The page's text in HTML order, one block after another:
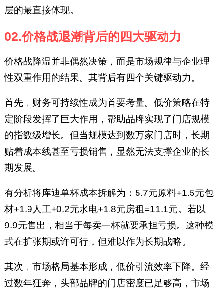
层的最直接体现。
02.价格战退潮背后的四大驱动力
价格战降温并非偶然决策，而是市场规律与企业理
性双重作用的结果。其背后有四个关键驱动力。
首先，财务可持续性成为首要考量。低价策略在特
定阶段发挥了巨大作用，帮助品牌实现了门店规模
的指数级增长。但当规模达到数万家门店时，长期
贴着成本线甚至亏损销售，显然无法支撑企业的长
期发展。
有分析将库迪单杯成本拆解为：5.7元原料+1.5元包
材+1.9人工+0.2元水电+1.8元房租=11.1元。若以
9.9元售出，相当于每卖一杯就要承担亏损。这种模
式在扩张期或许可行，但难以作为长期战略。
其次，市场格局基本形成，低价引流效率下降。经
过数年狂奔，头部品牌的门店密度已足够高，市场